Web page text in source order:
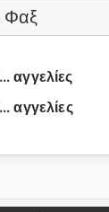
Φαξ
αγγελίες
αγγελίες